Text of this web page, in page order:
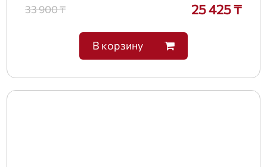
33 900 ₸ 25 425 ₸
В корзину